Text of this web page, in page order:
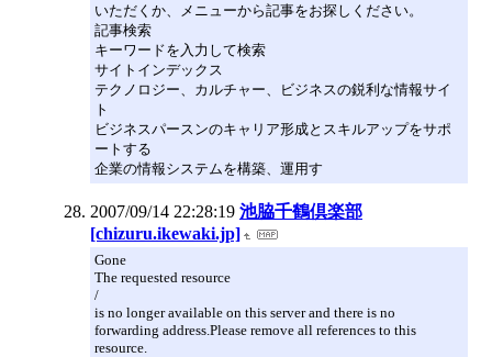
いただくか、メニューから記事をお探しください。
記事検索
キーワードを入力して検索
サイトインデックス
テクノロジー、カルチャー、ビジネスの鋭利な情報サイ
ト
ビジネスパースンのキャリア形成とスキルアップをサポ
ートする
企業の情報システムを構築、運用す
2007/09/14 22:28:19 池脇千鶴倶楽部
[chizuru.ikewaki.jp]
Gone
The requested resource
/
is no longer available on this server and there is no
forwarding address.Please remove all references to this
resource.